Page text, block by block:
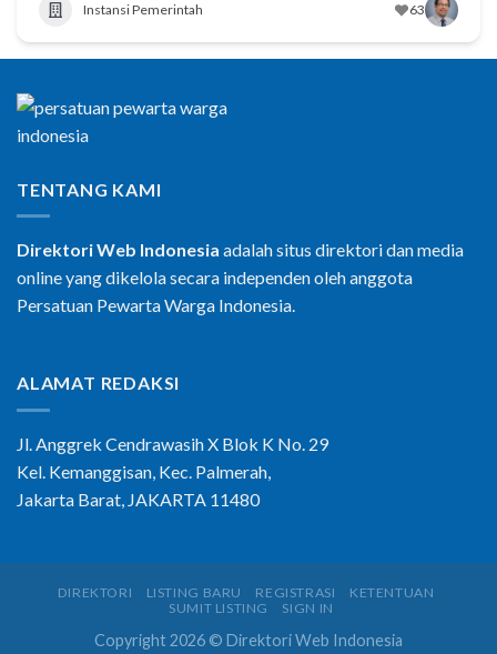
Instansi Pemerintah 63
TENTANG KAMI
Direktori Web Indonesia adalah situs direktori dan media
online yang dikelola secara independen oleh anggota
Persatuan Pewarta Warga Indonesia.
ALAMAT REDAKSI
Jl. Anggrek Cendrawasih X Blok K No. 29
Kel. Kemanggisan, Kec. Palmerah,
Jakarta Barat, JAKARTA 11480
DIREKTORI LISTING BARU REGISTRASI
KETENTUAN
SUMIT LISTING
SIGN IN
Copyright 2026 © Direktori Web Indonesia